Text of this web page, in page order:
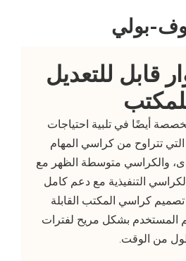
بولي
قابل للتعديل
أيضًا في تلبية احتياجات
التي تتراوح من كراسي المهام
والكراسي متوسطة الظهر مع
التنفيذية مع دعم كامل
كراسي المكتب القابلة
المستخدم بشكل مريح لفترات
من الوقت.